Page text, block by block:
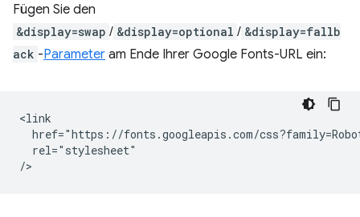
Fügen Sie den
&display=swap / &display=optional / &display=fallb
ack -Parameter am Ende Ihrer Google Fonts-URL ein:
<link
href="https://fonts.googleapis.com/
  rel="stylesheet"